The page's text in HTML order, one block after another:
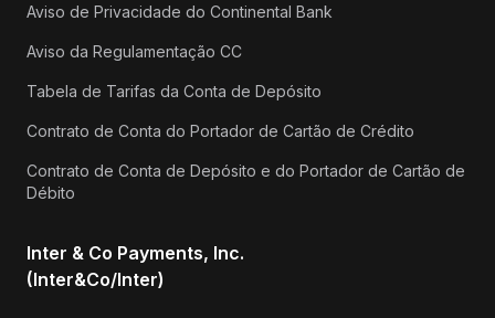
Aviso de Privacidade do Continental Bank
Aviso da Regulamentação CC
Tabela de Tarifas da Conta de Depósito
Contrato de Conta do Portador de Cartão de Crédito
Contrato de Conta de Depósito e do Portador de Cartão de
Débito
Inter & Co Payments, Inc.
(Inter&Co/Inter)